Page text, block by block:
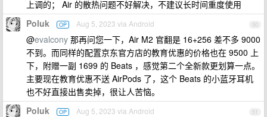
上调的； Air 的散热问题不好解决，不建议长时间重度使用
50
Poluk OP Aug 5, 2023 via Android
@evalcony 那再问您一下，Air M2 官翻是 16+256 差不多 9000
不到。而同样的配置京东官方店的教育优惠的价格也在 9500 上
下，附赠一副 1699 的 Beats ，感觉第二个全新款更划算一点。
主要现在教育优惠不送 AirPods 了，这个 Beats 的小蓝牙耳机
也不好直接出售卖掉，很让人苦恼。
51
Poluk OP Aug 5, 2023 via Android